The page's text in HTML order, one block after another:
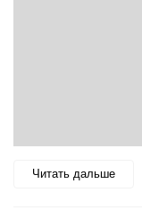
Читать дальше